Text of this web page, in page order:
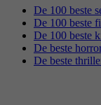
De 100 beste
De 100 beste
De 100 beste
De beste
De beste